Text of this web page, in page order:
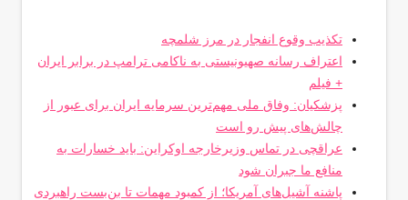
تکذیب وقوع انفجار در مرز شلمچه
اعتراف رسانه صهیونیستی به ناکامی ترامپ در برابر ایران
+ فیلم
پزشکیان: وفاق ملی مهم‌ترین سرمایه ایران برای عبور از
چالش‌های پیش رو است
عراقچی در تماس وزیرخارجه اوکراین: باید خسارات به
منافع ما جبران شود
پاشنه آشیل‌های آمریکا؛ از کمبود مهمات تا بن‌بست راهبردی